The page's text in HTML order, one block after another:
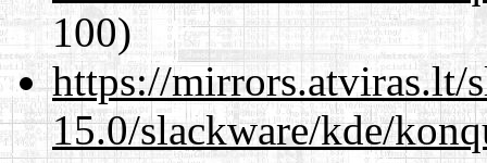
100)
https://mirrors.atviras.lt/
15.0/slackware/kde/